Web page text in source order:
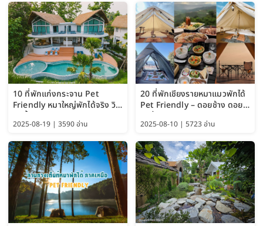
10 ที่พักแก่งกระจาน Pet
Friendly หมาใหญ่พักได้จริง วิว
2025-08-19 | 3590 อ่าน
20 ที่พักเชียงรายหมาแมวพักได้
Pet Friendly – ดอยช้าง ดอย
2025-08-10 | 5723 อ่าน